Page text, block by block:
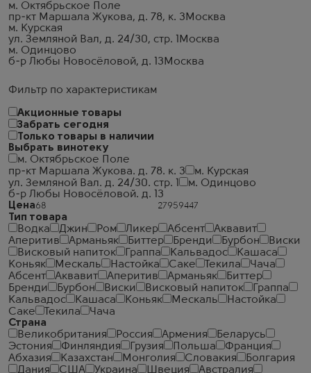
Фильтр по характеристикам
Акционные товары
Забрать сегодня
Только товары в наличии
Выбрать винотеку
м. Октябрьское Поле
пр-кт Маршала Жукова. д. 78. к. 3
м. Курская
ул. Земляной Вал. д. 24/30. стр. 1
м. Одинцово
б-р Любы Новосёловой. д. 13
Цена
Тип товара
Водка
Джин Ром Ликер Абсент
Аквавит
Аперитив
Арманьяк Биттер Бренди Бурбон
Виски
Висковый напиток
Граппа Кальвадос
Кашаса
Коньяк
Мескаль Настойка Саке Текила
Чача
Абсент
Аквавит Аперитив Арманьяк
Биттер
Бренди
Бурбон Виски Висковый напиток
Граппа
Кальвадос
Кашаса Коньяк Мескаль
Настойка
Саке
Текила
Чача
Страна
Великобритания
Россия Армения
Беларусь
Эстония
Финляндия Грузия Польша
Франция
Абхазия
Казахстан Монголия Словакия
Болгария
Дания
США Украина Швеция
Австралия
м. Октябрьское Поле
пр-кт Маршала Жукова, д. 78, к. 3 Москва
м. Курская
ул. Земляной Вал, д. 24/30, стр. 1
Москва
м. Одинцово
б-р Любы Новосёловой, д. 13 Москва